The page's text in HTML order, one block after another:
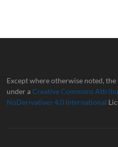
Except where otherwise noted,
under aCreative Commons
NoDerivatives 4.0 International